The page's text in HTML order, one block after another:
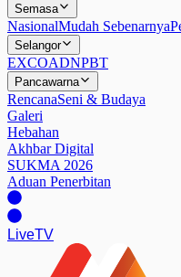
Semasa
NasionalMudah Sebenarnya
Selangor
EXCOADNPBT
Pancawarna
RencanaSeni & Budaya
Galeri
Hebahan
Akhbar Digital
SUKMA 2026
Aduan Penerbitan
LiveTV